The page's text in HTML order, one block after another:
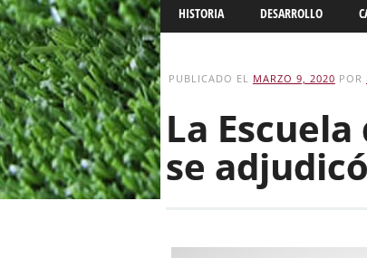
HISTORIA DESARROLLO
PUBLICADO EL MARZO 9, 2020 POR
La
se